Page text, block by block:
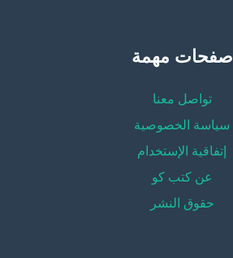
صفحات مهمة
تواصل معنا
سياسة الخصوصية
إتفاقية الإستخدام
عن كتب كو
حقوق النشر